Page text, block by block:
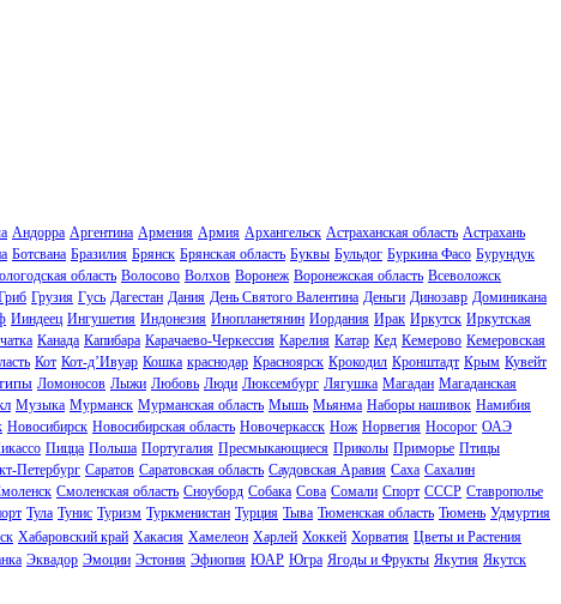
Андорра Аргентина Армения Армия Архангельск Астраханская область Астрахань
Ботсвана Бразилия Брянск Брянская область Буквы Бульдог Буркина Фасо Бурундук
область Волосово Волхов Воронеж Воронежская область Всеволожск
Грузия Гусь Дагестан Дания День Святого Валентина Деньги Динозавр Доминикана
Ииндеец Ингушетия Индонезия Инопланетянин Иордания Ирак Иркутск Иркутская
Канада Капибара Карачаево-Черкессия Карелия Катар Кед Кемерово Кемеровская
Кот Кот-д’Ивуар Кошка краснодар Красноярск Крокодил Кронштадт Крым Кувейт
Ломоносов Лыжи Любовь Люди Люксембург Лягушка Магадан Магаданская
Музыка Мурманск Мурманская область Мышь Мьянма Наборы нашивок Намибия
Новосибирск Новосибирская область Новочеркасск Нож Норвегия Носорог ОАЭ
Пицца Польша Португалия Пресмыкающиеся Приколы Приморье Птицы
Петербург Саратов Саратовская область Саудовская Аравия Саха Сахалин
Смоленская область Сноуборд Собака Сова Сомали Спорт СССР Ставрополье
Тула Тунис Туризм Туркменистан Турция Тыва Тюменская область Тюмень Удмуртия
Хабаровский край Хакасия Хамелеон Харлей Хоккей Хорватия Цветы и Растения
Эквадор Эмоции Эстония Эфиопия ЮАР Югра Ягоды и Фрукты Якутия Якутск